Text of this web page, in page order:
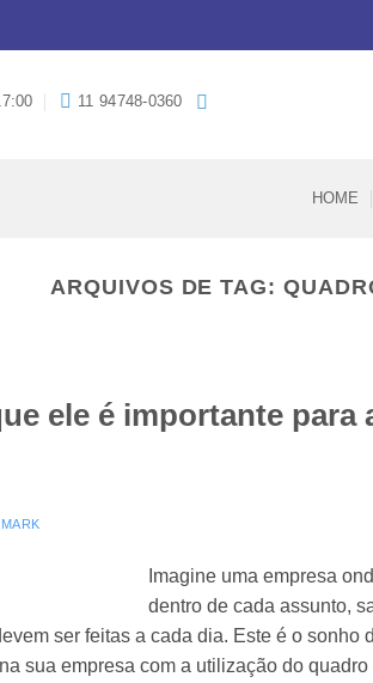
11 94748-0360
HOME
ARQUIVOS DE TAG:
ele é importante para
Imagine uma empresa
dentro de cada assunto,
ser feitas a cada dia. Este é o sonho
sua empresa com a utilização do quadro